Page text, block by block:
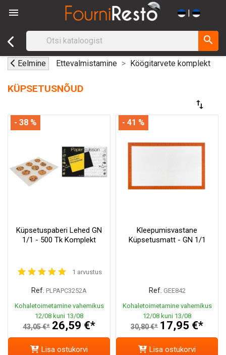
 |
search
Eelmine Ettevalmistamine Köögitarvete komplekt
KÜPSETUSNÕUD
swap_vert
Küpsetuspaberi Lehed GN
1/1 - 500 Tk Komplekt
1 arvustus
Ref. PLPAPC3252A
Kohaletoimetamine vahemikus
12/08 kuni 13/08
43,05 €* 26,59 €*
- 38 %
Lisa ostukorvi
Kleepumisvastane
Küpsetusmatt - GN 1/1
Ref. GEE842
Kohaletoimetamine vahemikus
12/08 kuni 13/08
30,80 €* 17,95 €*
- 41 %
Lisa ostukorvi